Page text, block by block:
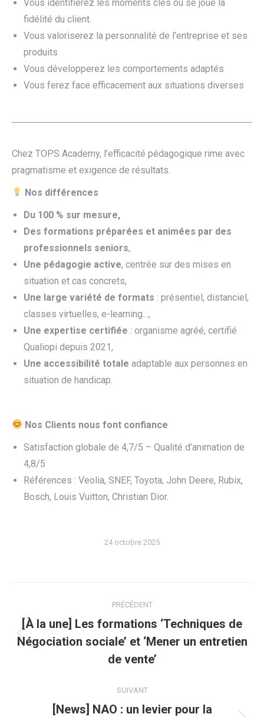
Vous identifierez les moments clés où se joue la
fidélité du client.
Vous valoriserez la personnalité de l’entreprise et ses
produits
Vous développerez les comportements adaptés
Vous ferez face efficacement aux situations diverses
Chez TOPS Academy, l’efficacité pédagogique rime avec
pragmatisme et exigence de résultats.
Nos différences
Du 100 % sur mesure,
Des formations préparées et animées par des
professionnels seniors,
Une pédagogie active, centrée sur des mises en
situation et cas concrets,
Une large variété de formats : présentiel, distanciel,
classes virtuelles, e-learning…,
Une expertise certifiée : organisme agréé, certifié
Qualiopi depuis 2021,
Une accessibilité totale adaptable aux personnes en
situation de handicap.
Nos Clients nous font confiance
Satisfaction globale de 4,7/5 – Qualité d’animation de
4,8/5
Références : Veolia, SNEF, Toyota, John Deere, Rubix,
Bosch, Louis Vuitton, Christian Dior.
24 octobre 2025
article
PRÉCÉDENT
Article
précédent
[À la une] Les formations ‘Techniques de
Négociation sociale’ et ‘Mener un entretien
de vente’
SUIVANT
[News] NAO : un levier pour la